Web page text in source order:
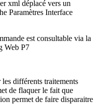
xml déplacé vers un
Paramètres Interface
est consultable via la
Web P7
différents traitements
de flaquer le fait que
permet de faire disparaitre